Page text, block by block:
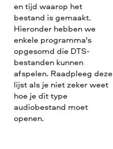
en tijd waarop het
bestand is gemaakt.
Hieronder hebben we
enkele programma's
opgesomd die DTS-
bestanden kunnen
afspelen. Raadpleeg deze
lijst als je niet zeker weet
hoe je dit type
audiobestand moet
openen.